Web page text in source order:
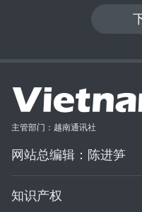
主管部门：越南通讯社
网站总编辑：陈进笋
知识产权